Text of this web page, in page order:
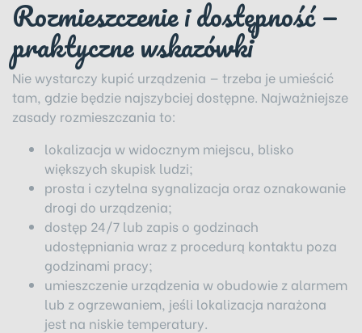
Rozmieszczenie i dostępność —
praktyczne wskazówki
Nie wystarczy kupić urządzenia — trzeba je umieścić
tam, gdzie będzie najszybciej dostępne. Najważniejsze
zasady rozmieszczania to:
lokalizacja w widocznym miejscu, blisko
większych skupisk ludzi;
prosta i czytelna sygnalizacja oraz oznakowanie
drogi do urządzenia;
dostęp 24/7 lub zapis o godzinach
udostępniania wraz z procedurą kontaktu poza
godzinami pracy;
umieszczenie urządzenia w obudowie z alarmem
lub z ogrzewaniem, jeśli lokalizacja narażona
jest na niskie temperatury.